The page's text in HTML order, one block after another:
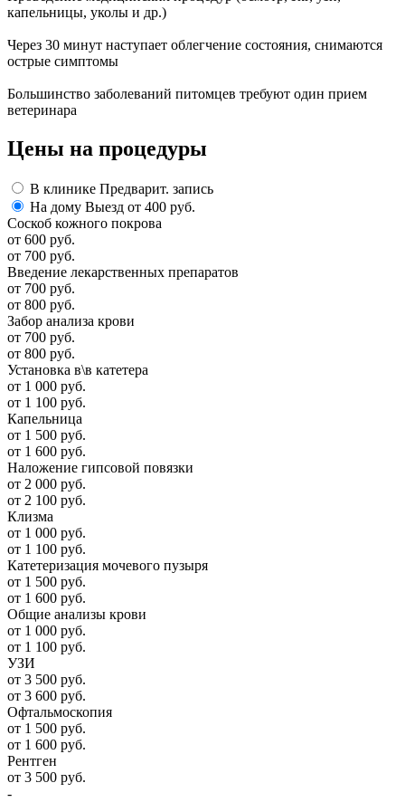
капельницы, уколы и др.)
Через 30 минут наступает облегчение состояния, снимаются
острые симптомы
Большинство заболеваний питомцев требуют один прием
ветеринара
Цены на процедуры
В клинике Предварит. запись
На дому Выезд от 400 руб.
Соскоб кожного покрова
от 600 руб.
от 700 руб.
Введение лекарственных препаратов
от 700 руб.
от 800 руб.
Забор анализа крови
от 700 руб.
от 800 руб.
Установка в\в катетера
от 1 000 руб.
от 1 100 руб.
Капельница
от 1 500 руб.
от 1 600 руб.
Наложение гипсовой повязки
от 2 000 руб.
от 2 100 руб.
Клизма
от 1 000 руб.
от 1 100 руб.
Катетеризация мочевого пузыря
от 1 500 руб.
от 1 600 руб.
Общие анализы крови
от 1 000 руб.
от 1 100 руб.
УЗИ
от 3 500 руб.
от 3 600 руб.
Офтальмоскопия
от 1 500 руб.
от 1 600 руб.
Рентген
от 3 500 руб.
-